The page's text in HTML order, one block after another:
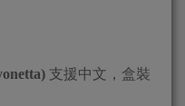
支援中文，盒裝